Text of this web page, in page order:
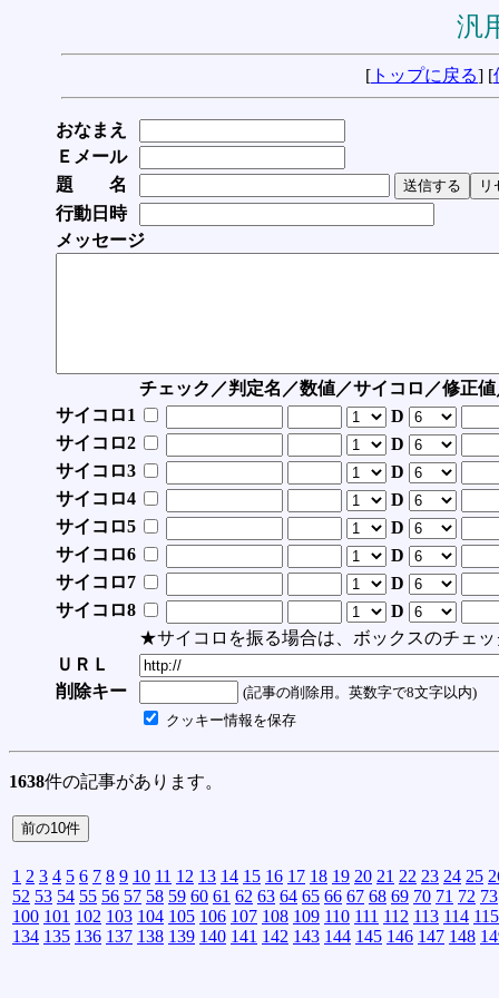
汎
[ トップに戻る] [
おなまえ
Ｅメール
題 名
行動日時
メッセージ
チェック／判定名／数値／サイコロ／修正
サイコロ1
D
サイコロ2
D
サイコロ3
D
サイコロ4
D
サイコロ5
D
サイコロ6
D
サイコロ7
D
サイコロ8
D
★サイコロを振る場合は、ボックスのチェッ
ＵＲＬ
削除キー
(記事の削除用。英数字で8文字以内)
クッキー情報を保存
1638件の記事があります。
1 2 3 4 5 6 7 8 9 10 11 12 13 14 15 16 17 18 19 20 21 22 23 24 25
52 53 54 55 56 57 58 59 60 61 62 63 64 65 66 67 68 69 70 71 72 73
100 101 102 103 104 105 106 107 108 109 110 111 112 113 114 115
134 135 136 137 138 139 140 141 142 143 144 145 146 147 148